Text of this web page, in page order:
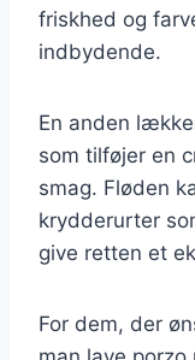
friskhed og
indbydende.
En anden
som tilføjer en
smag. Fløden
krydderurter
give retten et
For dem, der